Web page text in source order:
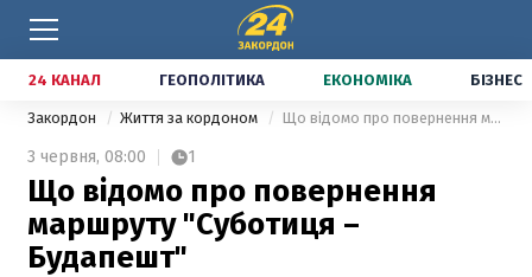
24 КАНАЛ ГЕОПОЛІТИКА ЕКОНОМІКА БІЗНЕС
Закордон Життя за кордоном Що відомо про повернення маршруту "Суботиця – Будапешт"
3 червня, 08:00 1
Що відомо про повернення
маршруту "Суботиця –
Будапешт"